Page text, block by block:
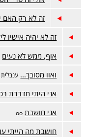
זה לא רק האם
זה לא יהיה אישיו
אוף, ממש לא נעים
ואוו מסובך... ענבלית
אני היתי מדברת
אני חושבת oo
חושבת מה הייתי